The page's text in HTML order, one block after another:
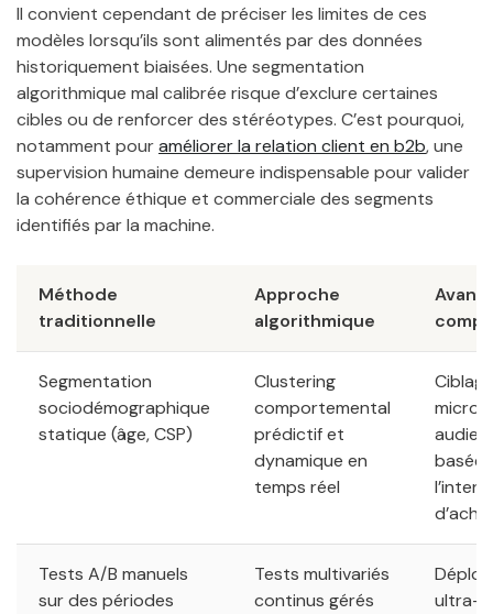
Il convient cependant de préciser les limites de ces
modèles lorsqu’ils sont alimentés par des données
historiquement biaisées. Une segmentation
algorithmique mal calibrée risque d’exclure certaines
cibles ou de renforcer des stéréotypes. C’est pourquoi,
notamment pouraméliorer la relation client en b2b, une
supervision humaine demeure indispensable pour valider
la cohérence éthique et commerciale des segments
identifiés par la machine.
Méthode
traditionnelle
Approche
algorithmique
Segmentation
sociodémographique
statique (âge, CSP)
Clustering
comportemental
prédictif et
dynamique en
temps réel
micro-
Tests A/B manuels
sur des périodes
Tests multivariés
continus gérés
ultra-